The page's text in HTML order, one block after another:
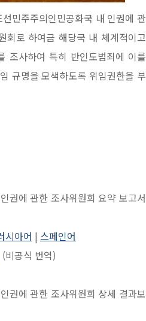
민주주의인민공화국 내 인권에 관
회로 하여금 해당국 내 체계적이고
조사하여 특히 반인도범죄에 이를
규명을 모색하도록 위임권한을 부
권에 관한 조사위원회 요약 보고서
시아어 | 스페인어
(비공식 번역)
권에 관한 조사위원회 상세 결과보